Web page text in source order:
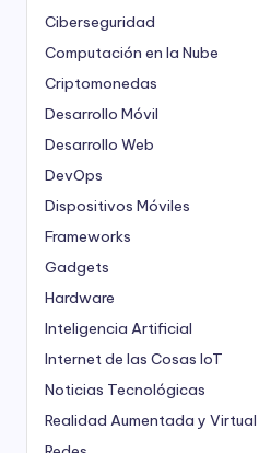
Ciberseguridad
Computación en la Nube
Criptomonedas
Desarrollo Móvil
Desarrollo Web
DevOps
Dispositivos Móviles
Frameworks
Gadgets
Hardware
Inteligencia Artificial
Internet de las Cosas IoT
Noticias Tecnológicas
Realidad Aumentada y Virtual